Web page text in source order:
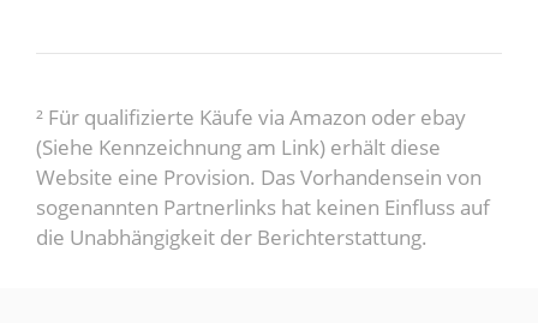
² Für qualifizierte Käufe via Amazon oder ebay
(Siehe Kennzeichnung am Link) erhält diese
Website eine Provision. Das Vorhandensein von
sogenannten Partnerlinks hat keinen Einfluss auf
die Unabhängigkeit der Berichterstattung.